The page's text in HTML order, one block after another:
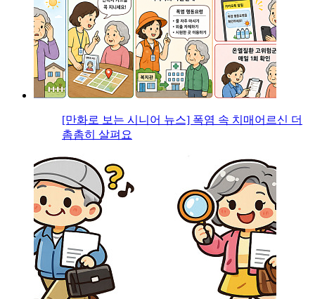
[만화로 보는 시니어 뉴스] 폭염 속 치매어르신 더
촘촘히 살펴요